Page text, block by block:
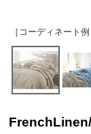
［コーディネート